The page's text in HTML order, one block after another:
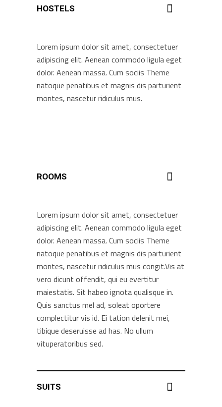
HOSTELS
Lorem ipsum dolor sit amet, consectetuer
adipiscing elit. Aenean commodo ligula eget
dolor. Aenean massa. Cum sociis Theme
natoque penatibus et magnis dis parturient
montes, nascetur ridiculus mus.
ROOMS
Lorem ipsum dolor sit amet, consectetuer
adipiscing elit. Aenean commodo ligula eget
dolor. Aenean massa. Cum sociis Theme
natoque penatibus et magnis dis parturient
montes, nascetur ridiculus mus congit.Vis at
vero dicunt offendit, qui eu evertitur
maiestatis. Sit habeo ignota qualisque in.
Quis sanctus mel ad, soleat oportere
complectitur vis id. Ei tation delenit mei,
tibique deseruisse ad has. No ullum
vituperatoribus sed.
SUITS